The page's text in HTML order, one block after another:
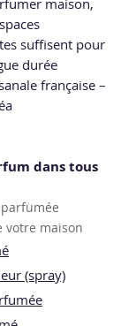
maison,
suffisent pour
durée
française –
dans tous
votre maison
(spray)